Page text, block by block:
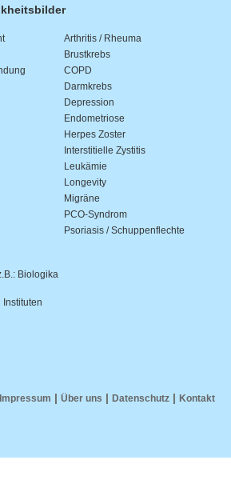
Arthritis / Rheuma
Brustkrebs
COPD
Darmkrebs
Depression
Endometriose
Herpes Zoster
Interstitielle Zystitis
Leukämie
Longevity
Migräne
PCO-Syndrom
Psoriasis / Schuppenflechte
Biologika
Instituten
Impressum | Über uns | Datenschutz | Kontakt